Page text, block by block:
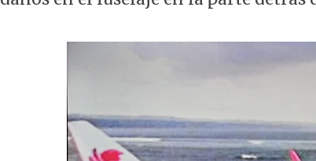
p
o
k